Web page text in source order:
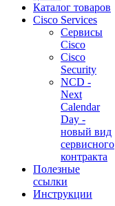
Каталог товаров
Cisco Services
Сервисы
Cisco
Cisco
Security
NCD -
Next
Calendar
Day -
новый вид
сервисного
контракта
Полезные
ссылки
Инструкции